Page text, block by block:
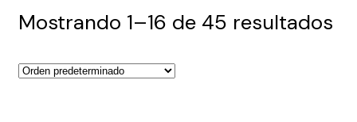
Mostrando 1–16 de 45 resultados